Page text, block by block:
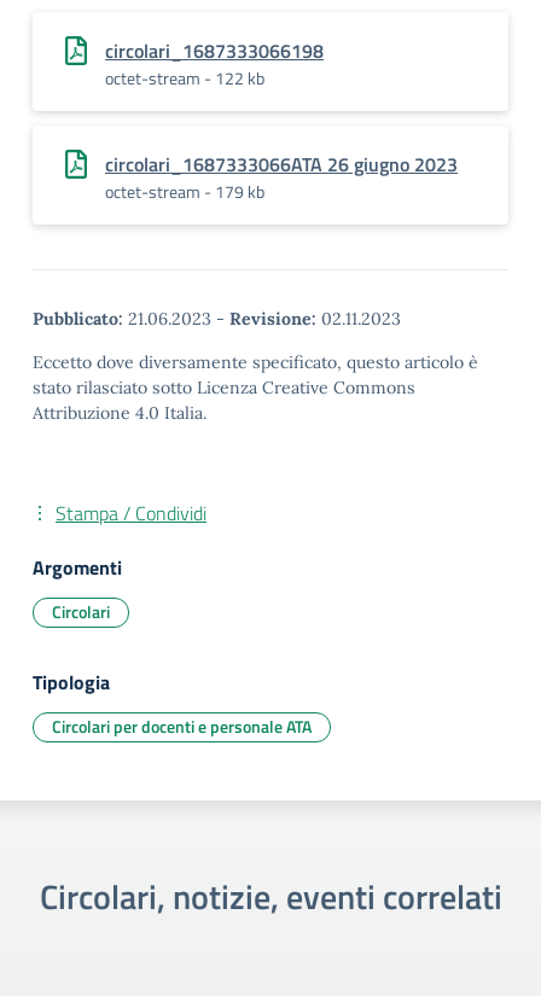
circolari_1687333066198
octet-stream - 122 kb
circolari_1687333066ATA 26 giugno 2023
octet-stream - 179 kb
Pubblicato: 21.06.2023 - Revisione: 02.11.2023
Eccetto dove diversamente specificato, questo articolo è
stato rilasciato sotto Licenza Creative Commons
Attribuzione 4.0 Italia.
Stampa / Condividi
Argomenti
Circolari
Tipologia
Circolari per docenti e personale ATA
Circolari, notizie, eventi correlati